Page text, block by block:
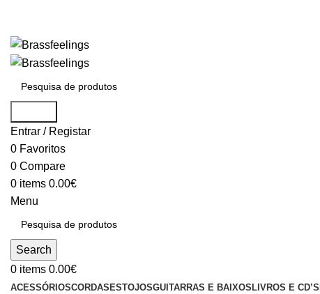
Entrar / Registar
0 Favoritos
0 Compare
0 items 0.00€
Menu
Search
0 items 0.00€
ACESSÓRIOSCORDAS ESTOJOSGUITARRAS E BAIXOS LIVROS E CD’S